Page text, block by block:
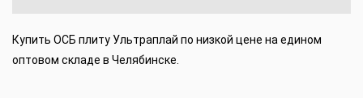
Купить ОСБ плиту Ультраплай по низкой цене на едином
оптовом складе в Челябинске.